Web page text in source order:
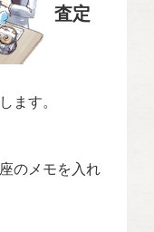
査定
ます。
のメモを入れ